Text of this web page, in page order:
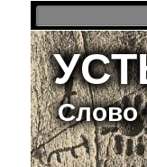
Слово